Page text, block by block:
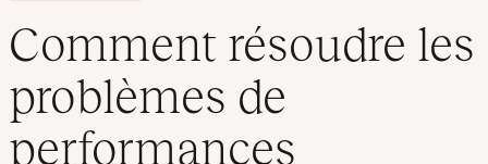
Contact
Comment résoudre les
problèmes de
performances